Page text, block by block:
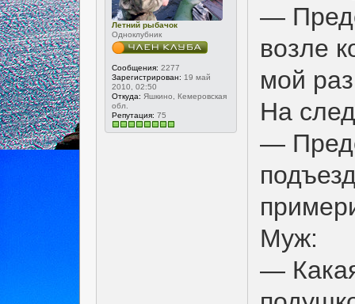
Летний рыбачок
Одноклубник
Сообщения: 2277
Зарегистрирован: 19 май
2010, 02:50
Откуда: Яшкино, Кемеровская
обл.
Репутация: 75
—
возле
мой
На
—
Муж:
—